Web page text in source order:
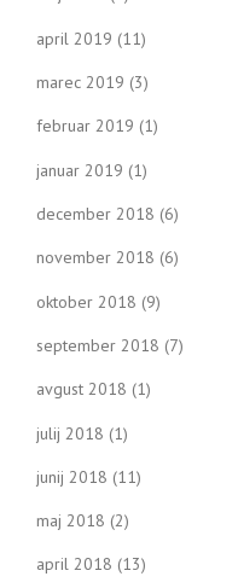
april 2019 (11)
marec 2019 (3)
februar 2019 (1)
januar 2019 (1)
december 2018 (6)
november 2018 (6)
oktober 2018 (9)
september 2018 (7)
avgust 2018 (1)
julij 2018 (1)
junij 2018 (11)
maj 2018 (2)
april 2018 (13)